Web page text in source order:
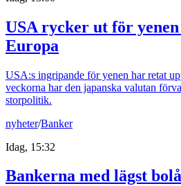
USA rycker ut för
Europa
USA:s ingripande för yenen har retat
veckorna har den japanska valutan
storpolitik.
nyheter/Banker
Idag, 15:32
Bankerna med lägst